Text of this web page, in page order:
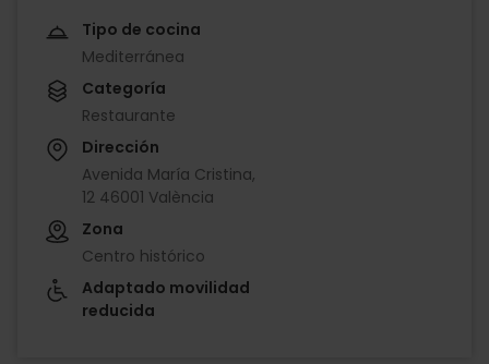
Tipo de cocina
Mediterránea
Categoría
Restaurante
Dirección
Avenida María Cristina,
12 46001 València
Zona
Centro histórico
Adaptado movilidad
reducida